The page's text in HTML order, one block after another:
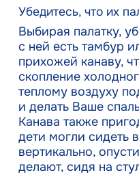
Убедитесь, что их
Выбирая палатку,
с ней есть тамбур
прихожей канаву,
скопление
теплому воздуху
и делать Ваше
Канава также
дети могли сидеть
вертикально,
делают, сидя на